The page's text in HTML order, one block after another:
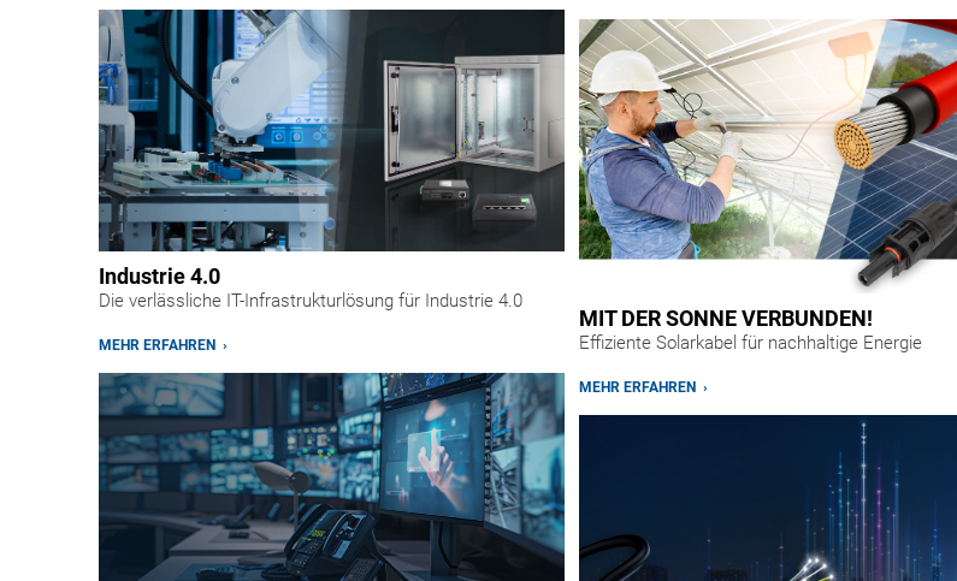
Industrie 4.0
Die verlässliche IT-Infrastrukturlösung für Industrie 4.0
MEHR ERFAHREN ›
MIT DER SONNE VERBUNDEN!
Effiziente Solarkabel für nachhaltige Energie
MEHR ERFAHREN ›